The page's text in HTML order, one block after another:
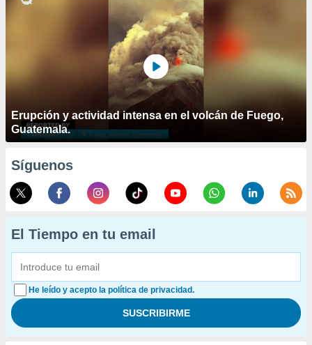
Erupción y actividad intensa en el volcán de Fuego,
Guatemala.
Síguenos
El Tiempo en tu email
He leído y acepto la política de privacidad.